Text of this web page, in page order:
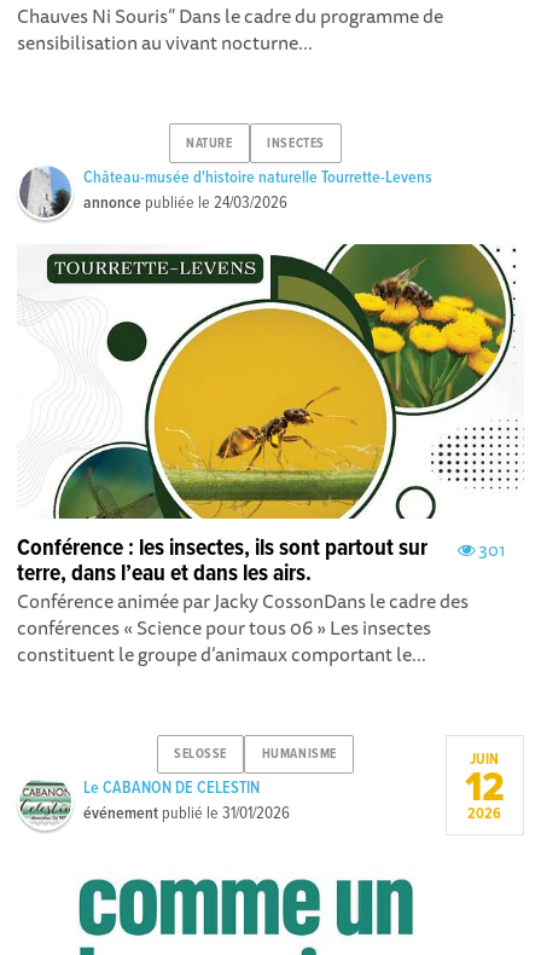
Chauves Ni Souris” Dans le cadre du programme de
sensibilisation au vivant nocturne...
NATURE INSECTES
Château-musée d'histoire naturelle Tourrette-Levens
annonce publiée le24/03/2026
301
Conférence : les insectes, ils sont partout sur
terre, dans l’eau et dans les airs.
Conférence animée par Jacky CossonDans le cadre des
conférences « Science pour tous 06 » Les insectes
constituent le groupe d’animaux comportant le...
SELOSSE HUMANISME
Le CABANON DE CELESTIN
événement publié le31/01/2026
JUIN
12
2026